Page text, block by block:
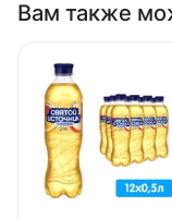
Вам также